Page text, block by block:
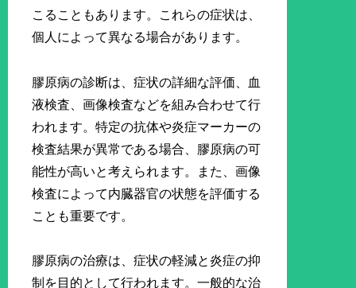
こることもあります。これらの症状は、
個人によって異なる場合があります。
膠原病の診断は、症状の詳細な評価、血
液検査、画像検査などを組み合わせて行
われます。特定の抗体や炎症マーカーの
検査結果が異常である場合、膠原病の可
能性が高いと考えられます。また、画像
検査によって内臓器官の状態を評価する
ことも重要です。
膠原病の治療は、症状の軽減と炎症の抑
制を目的として行われます。一般的な治